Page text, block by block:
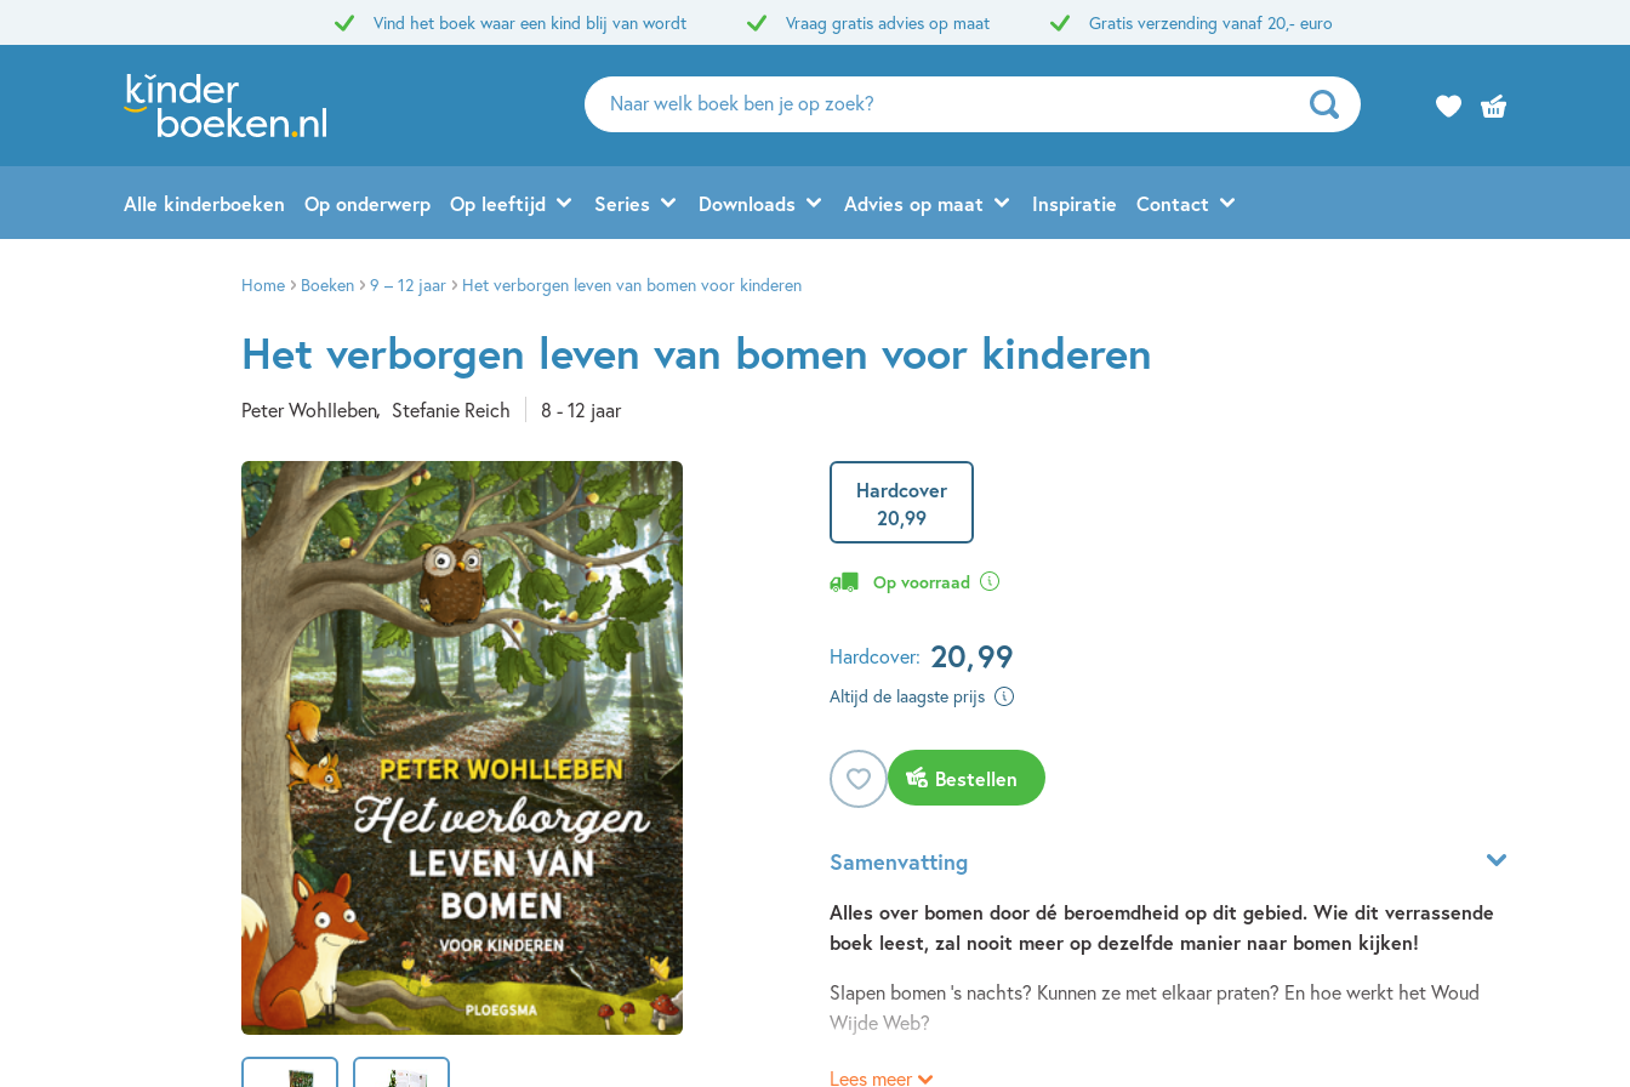
Vind het boek waar een kind blij van wordt Vraag gratis advies op maat Gratis verzending vanaf 20,- euro
Zoeken
naar
en
uitgevers
Alle kinderboeken Op onderwerp Op leeftijd Series Downloads Advies op maat Inspiratie Contact
Home Boeken 9 – 12 jaar Het verborgen leven van bomen voor kinderen
Het verborgen leven van bomen voor kinderen
Peter Wohlleben Stefanie Reich 8 - 12 jaar
Hardcover
20,99
Op voorraad
Hardcover: 20,99
Altijd de laagste prijs
Bestellen
Samenvatting
Alles over bomen door dé beroemdheid op dit gebied. Wie dit verrassende
boek leest, zal nooit meer op dezelfde manier naar bomen kijken!
Slapen bomen ’s nachts? Kunnen ze met elkaar praten? En hoe werkt het Woud
Wijde Web?
Lees meer